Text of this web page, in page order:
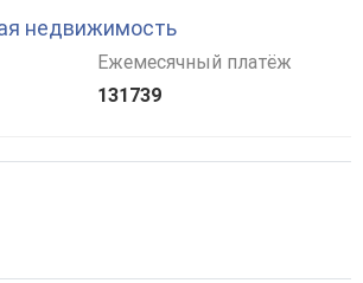
недвижимость
Ежемесячный платёж
131739